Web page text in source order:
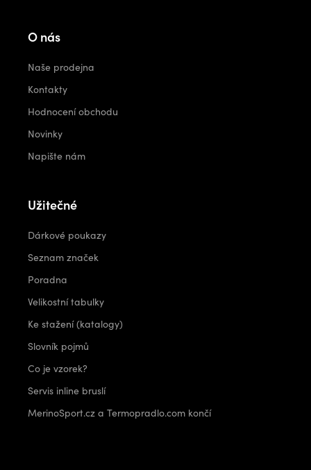
O nás
Naše prodejna
Kontakty
Hodnocení obchodu
Novinky
Napište nám
Užitečné
Dárkové poukazy
Seznam značek
Poradna
Velikostní tabulky
Ke stažení (katalogy)
Slovník pojmů
Co je vzorek?
Servis inline bruslí
MerinoSport.cz a Termopradlo.com končí